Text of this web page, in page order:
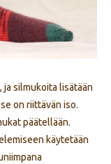
silmukoita lisätään
on riittävän iso.
päätellään.
käytetään